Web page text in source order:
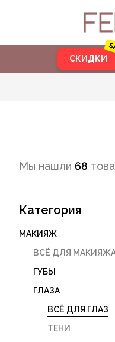
СКИДКИ
Мы нашли 68
Категория
МАКИЯЖ
ВСЁ ДЛЯ
ГУБЫ
ГЛАЗА
ВСЁ ДЛЯ ГЛАЗ
ТЕНИ